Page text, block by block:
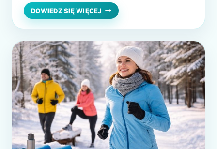
samopoczucie. Spadek energii, senność i brak
motywacji często tłumaczymy „zimową
chandrą”. Coraz częściej jednak pojawia się
pytanie, czy to tylko chwilowe obniżenie
nastroju, czy może już…
DOWIEDZ SIĘ WIĘCEJ ZIMOWA
CHANDRA
CZY
SEZONOWA?
JAK
JE
ODRÓŻNIĆ
I
KIEDY
REAGOWAĆ